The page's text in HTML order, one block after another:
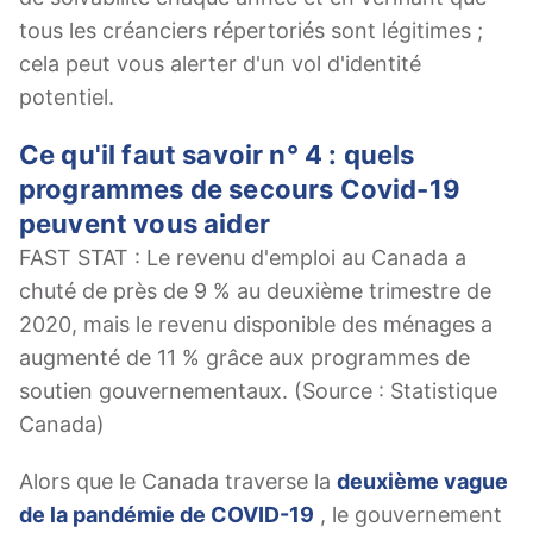
tous les créanciers répertoriés sont légitimes ;
cela peut vous alerter d'un vol d'identité
potentiel.
Ce qu'il faut savoir n° 4 : quels
programmes de secours Covid-19
peuvent vous aider
FAST STAT : Le revenu d'emploi au Canada a
chuté de près de 9 % au deuxième trimestre de
2020, mais le revenu disponible des ménages a
augmenté de 11 % grâce aux programmes de
soutien gouvernementaux. (Source : Statistique
Canada)
Alors que le Canada traverse la deuxième vague
de la pandémie de COVID-19 , le gouvernement